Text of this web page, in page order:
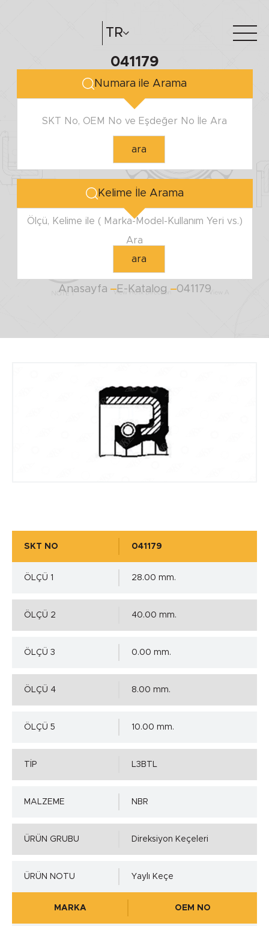
TR
Hakkımızda e-katalog
041179
Numara ile Arama
SKT No, OEM No ve Eşdeğer No İle Ara
ara
Kelime İle Arama
Ölçü, Kelime ile ( Marka-Model-Kullanım Yeri vs.)
Ara
ara
Anasayfa E-Katalog 041179
SKT NO 041179
ÖLÇÜ 1 28.00 mm.
ÖLÇÜ 2 40.00 mm.
ÖLÇÜ 3 0.00 mm.
ÖLÇÜ 4 8.00 mm.
ÖLÇÜ 5 10.00 mm.
TİP L3BTL
MALZEME NBR
ÜRÜN GRUBU Direksiyon Keçeleri
ÜRÜN NOTU Yaylı Keçe
MARKA OEM NO